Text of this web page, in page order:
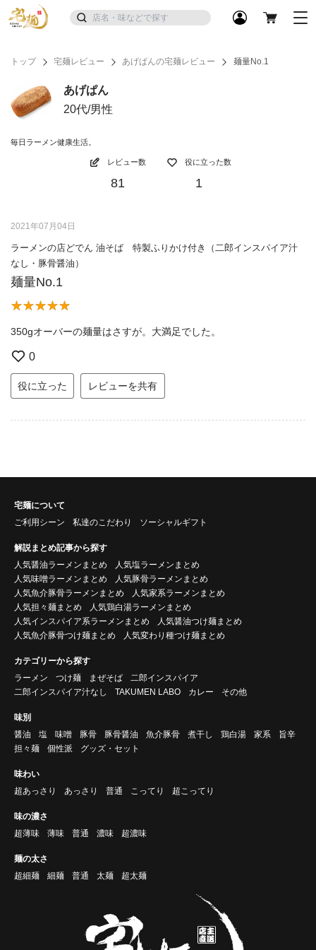
トップ 宅麺レビュー あげぱんの宅麺レビュー 麺量No.1
あげぱん
20代/男性
毎日ラーメン健康生活。
レビュー数
81
役に立った数
1
2021年07月04日
ラーメンの店どでん 油そば 特製ふりかけ付き（二郎インスパイア汁
なし・豚骨醤油）
麺量No.1
350gオーバーの麺量はさすが。大満足でした。
0
役に立った レビューを共有
宅麺について
ご利用シーン
私達のこだわり ソーシャルギフト
解説まとめ記事から探す
人気醤油ラーメンまとめ
人気塩ラーメンまとめ
人気味噌ラーメンまとめ
人気豚骨ラーメンまとめ
人気魚介豚骨ラーメンまとめ
人気家系ラーメンまとめ
人気担々麺まとめ
人気鶏白湯ラーメンまとめ
人気インスパイア系ラーメンまとめ
人気醤油つけ麺まとめ
人気魚介豚骨つけ麺まとめ
人気変わり種つけ麺まとめ
カテゴリーから探す
ラーメン
つけ麺 まぜそば
二郎インスパイア
二郎インスパイア汁なし
TAKUMEN LABO カレー その他
味別
醤油
塩 味噌 豚骨 豚骨醤油 魚介豚骨 煮干し 鶏白湯 家系
旨辛
担々麺
個性派 グッズ・セット
味わい
超あっさり
あっさり 普通 こってり 超こってり
味の濃さ
超薄味
薄味 普通 濃味 超濃味
麺の太さ
超細麺
細麺 普通 太麺 超太麺